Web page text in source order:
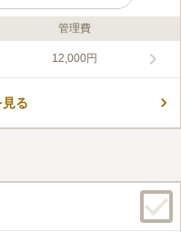
のお墓です。 山陽自動車道
にも便利な好立地です。 管理
管理費
12,000円
る